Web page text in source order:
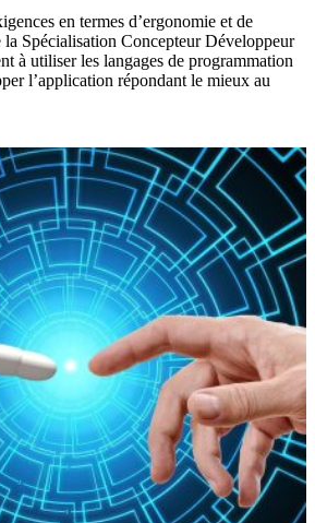
en termes d’ergonomie et de
la Spécialisation Concepteur Développeur
à utiliser les langages de programmation
l’application répondant le mieux au